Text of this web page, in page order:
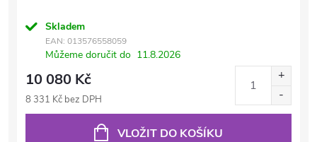
Skladem
EAN: 013576558059
Můžeme doručit do 11.8.2026
10 080 Kč
8 331 Kč bez DPH
VLOŽIT DO KOŠÍKU